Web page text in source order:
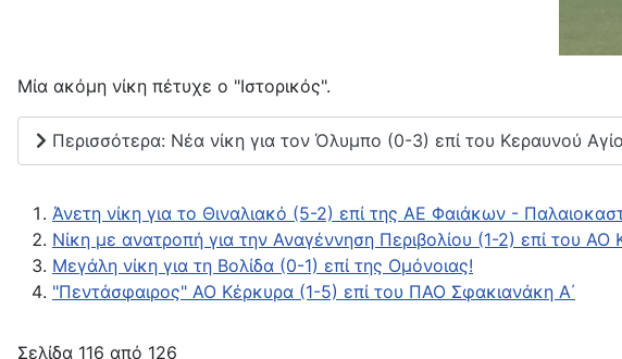
Μία ακόμη νίκη πέτυχε ο "Ιστορικός".
Περισσότερα: Νέα νίκη για τον Όλυμπο (0-3) επί του Κεραυνού
Άνετη νίκη για το Θιναλιακό (5-2) επί της ΑΕ Φαιάκων -
Νίκη με ανατροπή για την Αναγέννηση Περιβολίου (1-2) επί του ΑΟ
Μεγάλη νίκη για τη Βολίδα (0-1) επί της Ομόνοιας!
"Πεντάσφαιρος" ΑΟ Κέρκυρα (1-5) επί του ΠΑΟ Σφακιανάκη Α΄
Σελίδα 116 από 126